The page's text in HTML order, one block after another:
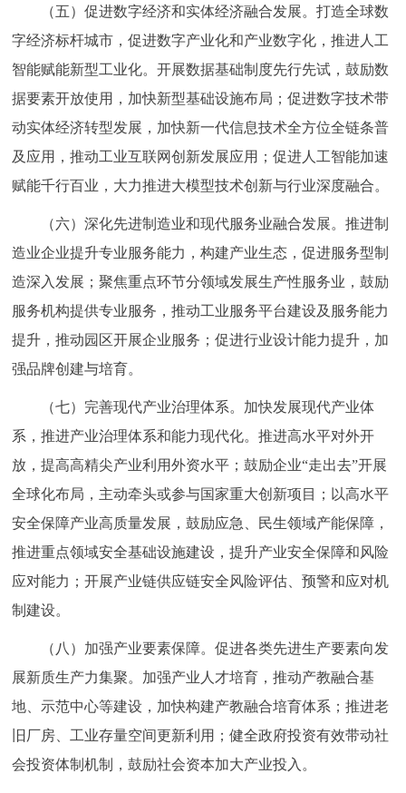
（五）促进数字经济和实体经济融合发展。打造全球数
字经济标杆城市，促进数字产业化和产业数字化，推进人工
智能赋能新型工业化。开展数据基础制度先行先试，鼓励数
据要素开放使用，加快新型基础设施布局；促进数字技术带
动实体经济转型发展，加快新一代信息技术全方位全链条普
及应用，推动工业互联网创新发展应用；促进人工智能加速
赋能千行百业，大力推进大模型技术创新与行业深度融合。
（六）深化先进制造业和现代服务业融合发展。推进制
造业企业提升专业服务能力，构建产业生态，促进服务型制
造深入发展；聚焦重点环节分领域发展生产性服务业，鼓励
服务机构提供专业服务，推动工业服务平台建设及服务能力
提升，推动园区开展企业服务；促进行业设计能力提升，加
强品牌创建与培育。
（七）完善现代产业治理体系。加快发展现代产业体
系，推进产业治理体系和能力现代化。推进高水平对外开
放，提高高精尖产业利用外资水平；鼓励企业“走出去”开展
全球化布局，主动牵头或参与国家重大创新项目；以高水平
安全保障产业高质量发展，鼓励应急、民生领域产能保障，
推进重点领域安全基础设施建设，提升产业安全保障和风险
应对能力；开展产业链供应链安全风险评估、预警和应对机
制建设。
（八）加强产业要素保障。促进各类先进生产要素向发
展新质生产力集聚。加强产业人才培育，推动产教融合基
地、示范中心等建设，加快构建产教融合培育体系；推进老
旧厂房、工业存量空间更新利用；健全政府投资有效带动社
会投资体制机制，鼓励社会资本加大产业投入。